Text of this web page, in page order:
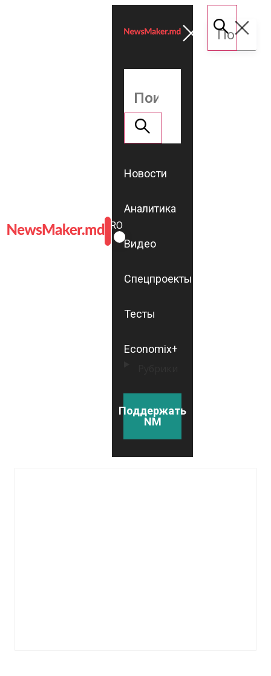
ROMÂNĂ
RU
Новости
Аналитика
Видео
Спецпроекты
Тесты
Economix+
Поддержать
NM